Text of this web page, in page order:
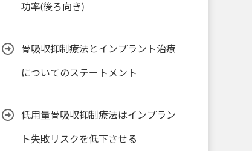
功率(後ろ向き)
骨吸収抑制療法とインプラント治療
についてのステートメント
低用量骨吸収抑制療法はインプラン
ト失敗リスクを低下させる